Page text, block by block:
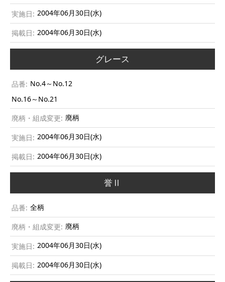
2004年06月30日(水)
2004年06月30日(水)
グレース
No.4～No.12
No.16～No.21
廃柄
2004年06月30日(水)
2004年06月30日(水)
誉Ⅱ
全柄
廃柄
2004年06月30日(水)
2004年06月30日(水)